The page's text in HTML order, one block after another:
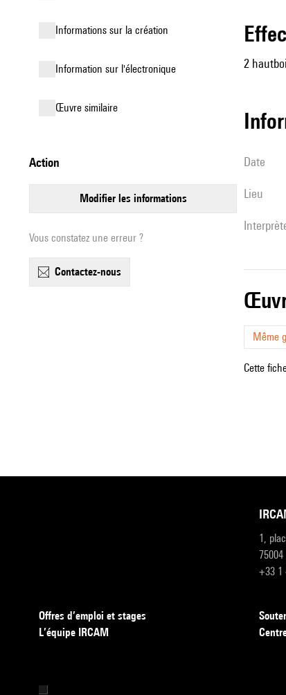
informations sur la création
Information sur l'électronique
œuvre similaire
action
modifier les informations
Vous constatez une erreur ?
contactez-nous
2
date
lieu
Même
Cette
1,
75004
+33 1
Offres d’emploi et stages
L’équipe IRCAM